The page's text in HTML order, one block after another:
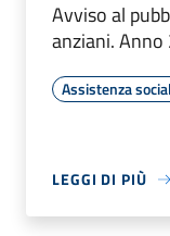
Avviso al
anziani. Anno
Assistenza
LEGGI DI PIÙ